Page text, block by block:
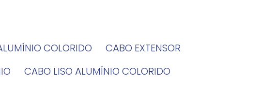
COLORIDO
CABO EXTENSOR
CABO LISO ALUMÍNIO COLORIDO